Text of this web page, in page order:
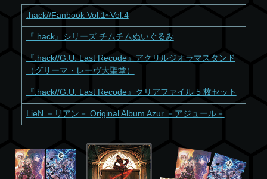
.hack//Fanbook Vol.1~Vol.4
『.hack』シリーズ チムチムぬいぐるみ
『.hack//G.U. Last Recode』アクリルジオラマスタンド
（グリーマ・レーヴ大聖堂）
『.hack//G.U. Last Recode』クリアファイル 5 枚セット
LieN －リアン－ Original Album Azur －アジュール－